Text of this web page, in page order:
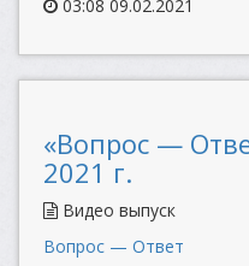
03:08 09.02.2021
«Вопрос —
2021 г.
Видео выпуск
Вопрос — Ответ